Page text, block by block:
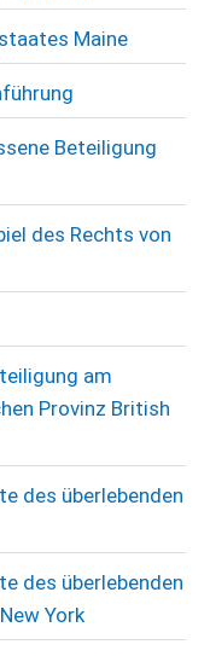
Maine
Beteiligung
des Rechts von
am
Provinz British
des überlebenden
des überlebenden
York